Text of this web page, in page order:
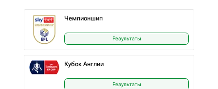
Чемпионшип
Результаты
Кубок Англии
Результаты